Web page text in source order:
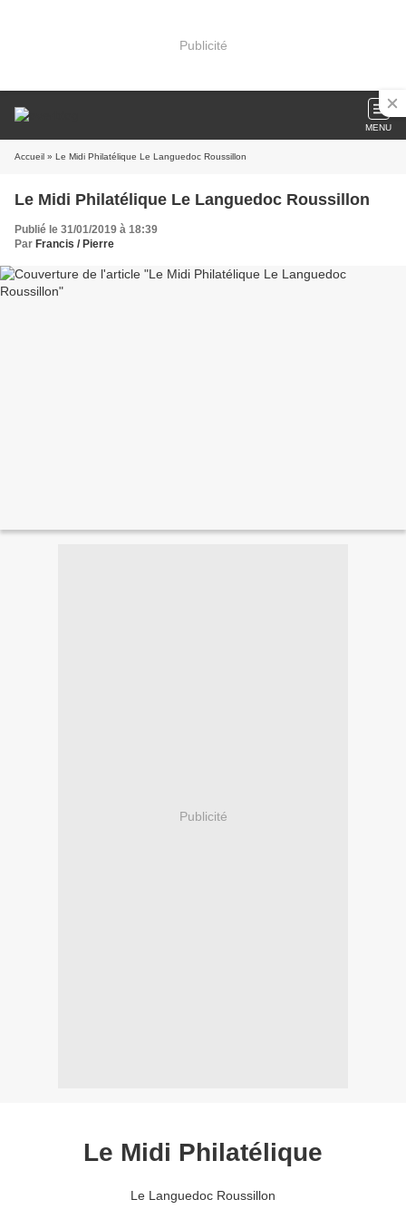
Publicité
MENU
Accueil » Le Midi Philatélique Le Languedoc Roussillon
Le Midi Philatélique Le Languedoc Roussillon
Publié le 31/01/2019 à 18:39
Par Francis / Pierre
Publicité
Le Midi Philatélique
Le Languedoc Roussillon